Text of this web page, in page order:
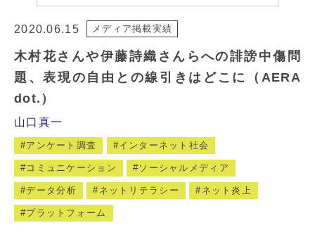
2020.06.15 メディア掲載実績
木村花さんや伊藤詩織さんらへの誹謗中傷問
題、表現の自由との線引きはどこに（AERA
dot.）
山口真一
アンケート調査 インターネット社会
コミュニケーション ソーシャルメディア
データ分析 ネットリテラシー ネット炎上
プラットフォーム